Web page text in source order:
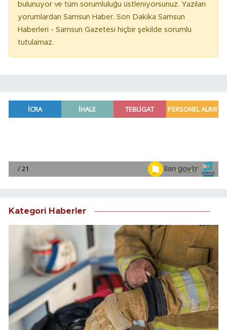
bulunuyor ve tüm sorumluluğu üstleniyorsunuz. Yazılan
yorumlardan Samsun Haber, Son Dakika Samsun
Haberleri - Samsun Gazetesi hiçbir şekilde sorumlu
tutulamaz.
Kategori Haberler